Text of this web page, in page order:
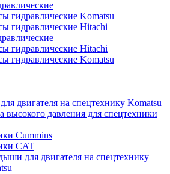
гидравлические Komatsu
гидравлические Hitachi
гидравлические Hitachi
гидравлические Komatsu
двигателя на спецтехнику Komatsu
высокого давления для спецтехники
Cummins
CAT
для двигателя на спецтехнику